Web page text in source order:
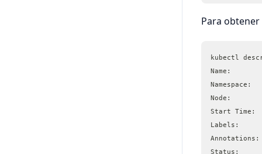
Para
kubectl
Name:
Node:
Start Time:
Labels:
Annotations:
Status: